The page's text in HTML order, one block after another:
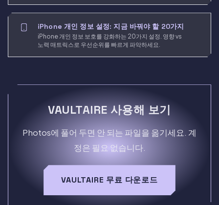
iPhone 개인 정보 설정: 지금 바꿔야 할 20가지
iPhone 개인 정보 보호를 강화하는 20가지 설정. 영향 vs
노력 매트릭스로 우선순위를 빠르게 파악하세요.
VAULTAIRE 사용해 보기
Photos에 풀어 두면 안 되는 파일을 옮기세요. 계
정은 필요 없습니다.
VAULTAIRE 무료 다운로드